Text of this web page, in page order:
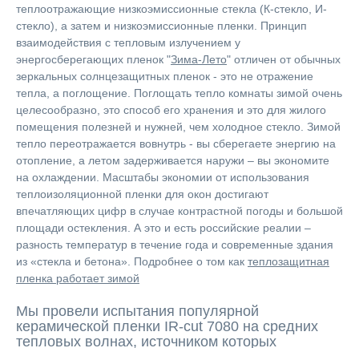
теплоотражающие низкоэмиссионные стекла (К-стекло, И-
стекло), а затем и низкоэмиссионные пленки. Принцип
взаимодействия с тепловым излучением у
энергосберегающих пленок "Зима-Лето" отличен от обычных
зеркальных солнцезащитных пленок - это не отражение
тепла, а поглощение. Поглощать тепло комнаты зимой очень
целесообразно, это способ его хранения и это для жилого
помещения полезней и нужней, чем холодное стекло. Зимой
тепло переотражается вовнутрь - вы сберегаете энергию на
отопление, а летом задерживается наружи – вы экономите
на охлаждении. Масштабы экономии от использования
теплоизоляционной пленки для окон достигают
впечатляющих цифр в случае контрастной погоды и большой
площади остекления. А это и есть российские реалии –
разность температур в течение года и современные здания
из «стекла и бетона». Подробнее о том как теплозащитная
пленка работает зимой
Мы провели испытания популярной
керамической пленки IR-cut 7080 на средних
тепловых волнах, источником которых